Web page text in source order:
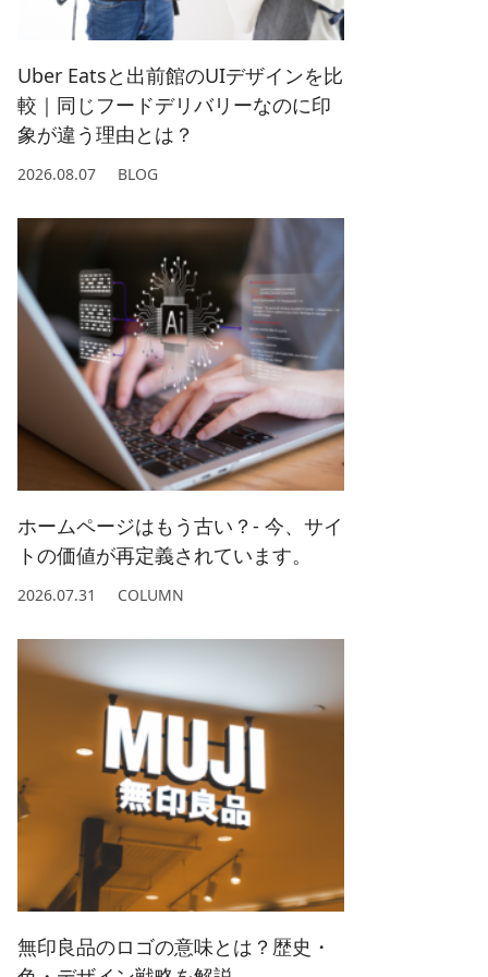
2021/ 2 (4)
Uber Eatsと出前館のUIデザインを比
較｜同じフードデリバリーなのに印
象が違う理由とは？
2026.08.07 BLOG
ホームページはもう古い？- 今、サイ
トの価値が再定義されています。
2026.07.31 COLUMN
無印良品のロゴの意味とは？歴史・